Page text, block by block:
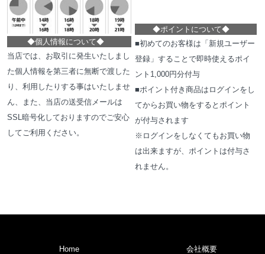
◆個人情報について◆
当店では、お取引に発生いたしまし
た個人情報を第三者に無断で渡した
り、利用したりする事はいたしませ
ん、また、当店の送受信メールは
SSL暗号化しておりますのでご安心
してご利用ください。
◆ポイントについて◆
■初めてのお客様は「新規ユーザー
登録」することで即時使えるポイ
ント1,000円分付与
■ポイント付き商品はログインをし
てからお買い物をするとポイント
が付与されます
※ログインをしなくてもお買い物
は出来ますが、ポイントは付与さ
れません。
Home 会社概要